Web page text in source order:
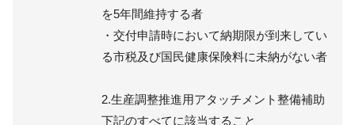
を5年間維持する者
・交付申請時において納期限が到来してい
る市税及び国民健康保険料に未納がない者
2.生産調整推進用アタッチメント整備補助
下記のすべてに該当すること